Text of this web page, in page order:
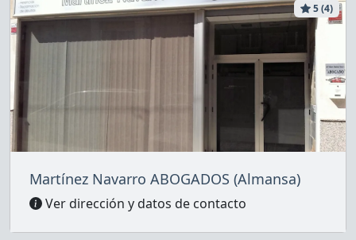
5 (4)
Martínez Navarro ABOGADOS (Almansa)
Ver dirección y datos de contacto